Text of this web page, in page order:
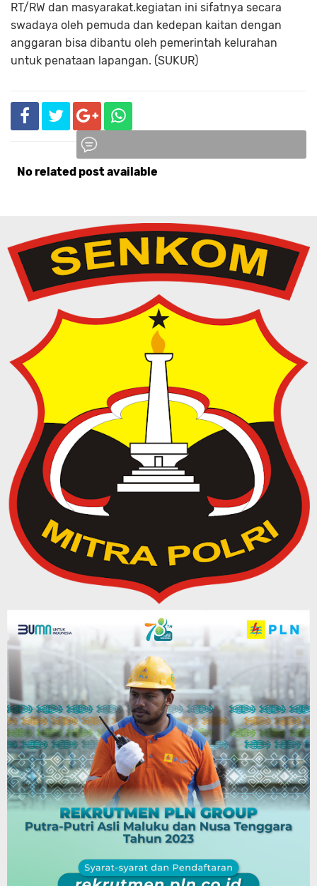
RT/RW dan masyarakat.kegiatan ini sifatnya secara
swadaya oleh pemuda dan kedepan kaitan dengan
anggaran bisa dibantu oleh pemerintah kelurahan
untuk penataan lapangan. (SUKUR)
No related post available